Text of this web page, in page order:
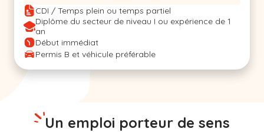
CDI / Temps plein ou temps partiel
Diplôme du secteur de niveau I ou expérience de 1
an
Début immédiat
Permis B et véhicule préférable
Un emploi porteur de sens